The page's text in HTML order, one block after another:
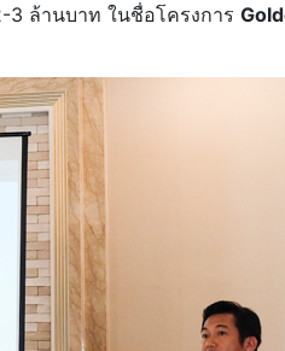
3 ล้านบาท ในชื่อโครงการ